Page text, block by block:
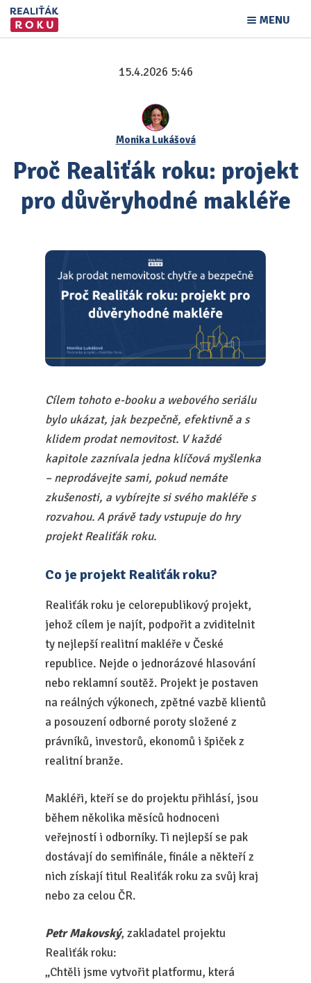
MENU
15.4.2026 5:46
Monika Lukášová
Proč Realiťák roku: projekt
pro důvěryhodné makléře
Cílem tohoto e-booku a webového seriálu
bylo ukázat, jak bezpečně, efektivně a s
klidem prodat nemovitost. V každé
kapitole zaznívala jedna klíčová myšlenka
– neprodávejte sami, pokud nemáte
zkušenosti, a vybírejte si svého makléře s
rozvahou. A právě tady vstupuje do hry
projekt Realiťák roku.
Co je projekt Realiťák roku?
Realiťák roku je celorepublikový projekt,
jehož cílem je najít, podpořit a zviditelnit
ty nejlepší realitní makléře v České
republice. Nejde o jednorázové hlasování
nebo reklamní soutěž. Projekt je postaven
na reálných výkonech, zpětné vazbě klientů
a posouzení odborné poroty složené z
právníků, investorů, ekonomů i špiček z
realitní branže.
Makléři, kteří se do projektu přihlásí, jsou
během několika měsíců hodnoceni
veřejností i odborníky. Ti nejlepší se pak
dostávají do semifinále, finále a někteří z
nich získají titul Realiťák roku za svůj kraj
nebo za celou ČR.
Petr Makovský, zakladatel projektu
Realiťák roku:
„Chtěli jsme vytvořit platformu, která